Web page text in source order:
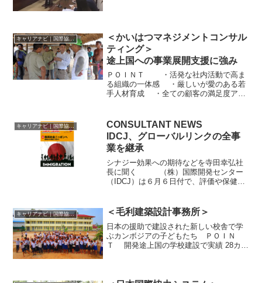
キャリアナビ｜国際協力に携わる企業・団体の情報
＜かいはつマネジメントコンサル
ティング＞
途上国への事業展開支援に強み
ＰＯＩＮＴ ・活発な社内活動で高ま
る組織の一体感 ・厳しいが愛のある若
手人材育成 ・全ての顧客の満足度アッ
ッションは「地域が経済的、社会的にバ
ランス良く発展し、...
キャリアナビ｜国際協力に携わる企業・団体の情報
CONSULTANT NEWS
IDCJ、グローバルリンクの全事
業を継承
シナジー効果への期待などを寺田幸弘社
長に聞く （株）国際開発センター
（IDCJ）は６月６日付で、評価や保健医
結し、同社の全事業を継承した。今後の
シナジー効果などにつ...
キャリアナビ｜国際協力に携わる企業・団体の情報 ＜毛利建築設計事務所＞
日本の援助で建設された新しい校舎で学
ぶカンボジアの子どもたち ＰＯＩＮ
Ｔ 開発途上国の学校建設で実績 28カ国